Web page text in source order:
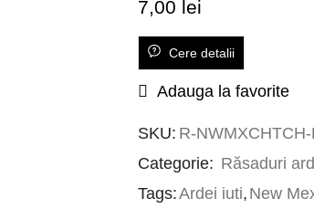
7,00 lei
Cere detalii
Adauga la favorite
SKU: R-
Categorie: Răsaduri
Tags:Ardei iuti, New